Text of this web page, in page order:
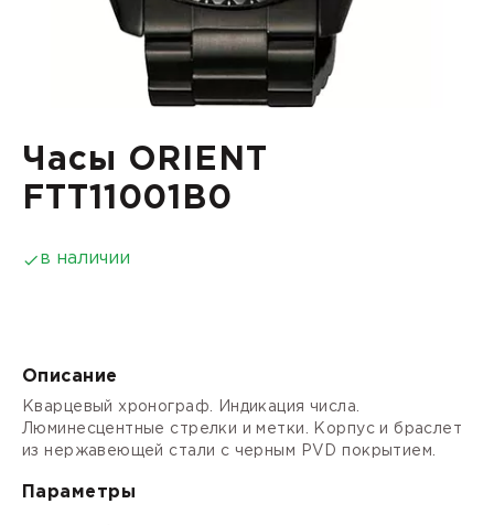
Часы ORIENT
FTT11001B0
в наличии
Описание
Кварцевый хронограф. Индикация числа.
Люминесцентные стрелки и метки. Корпус и браслет
из нержавеющей стали с черным PVD покрытием.
Параметры